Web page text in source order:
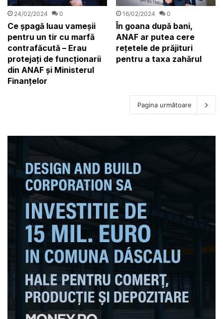
24/02/2024 0
Ce șpagă luau vameșii
pentru un tir cu marfă
contrafăcută – Erau
protejați de funcţionarii
din ANAF şi Ministerul
Finanţelor
16/02/2024 0
În goana după bani,
ANAF ar putea cere
rețetele de prăjituri
pentru a taxa zahărul
Pagina următoare